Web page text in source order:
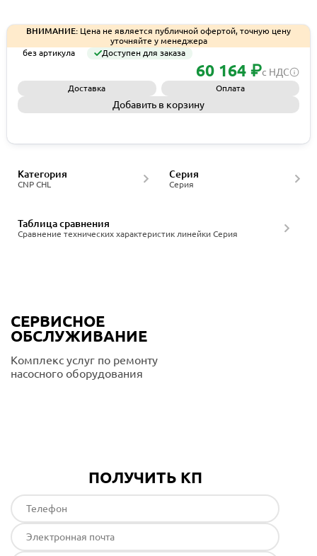
ВНИМАНИЕ: Цена не является публичной офертой, точную цену
уточняйте у менеджера
без артикула
Доступен для заказа
60 164 ₽с НДС
Доставка Оплата
Добавить в корзину
CNP CHL
Категория
Серия
Серия
Сравнение технических характеристик линейки Серия
Таблица сравнения
СЕРВИСНОЕ
ОБСЛУЖИВАНИЕ
Комплекс услуг по ремонту
насосного оборудования
ПОЛУЧИТЬ КП